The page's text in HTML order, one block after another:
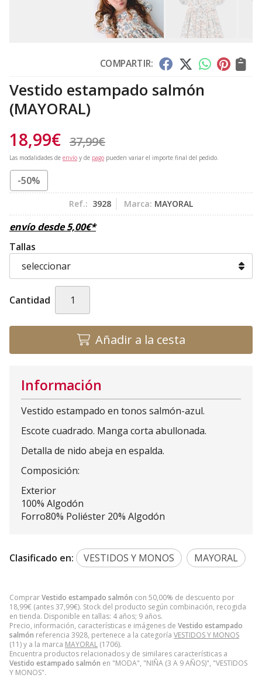
COMPARTIR:
Vestido estampado salmón
(MAYORAL)
18,99€ 37,99€
Las modalidades de envío y de pago pueden variar el importe final del pedido.
-50%
Ref.: 3928 Marca: MAYORAL
envío desde5,00€*
Tallas
Cantidad
Añadir a la cesta
ComprarVestido estampado salmón con 50,00% de descuento por
18,99€ (antes37,99€). Stock del producto según combinación, recogida
en tienda. Disponible en tallas: 4 años; 9 años.
Precio, información, características e imágenes de Vestido estampado
salmón referencia 3928, pertenece a la categoría VESTIDOS Y MONOS
(11) y a la marca MAYORAL (1706).
Encuentra productos relacionados y de similares características a
Vestido estampado salmón en "MODA", "NIÑA (3 A 9 AÑOS)", "VESTIDOS
Y MONOS".
Información
Vestido estampado en tonos salmón-azul.
Escote cuadrado. Manga corta abullonada.
Detalla de nido abeja en espalda.
Composición:
Exterior
100% Algodón
Forro80% Poliéster 20% Algodón
Clasificado en: VESTIDOS Y MONOS MAYORAL